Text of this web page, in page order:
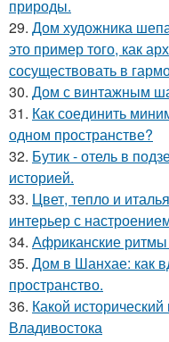
природы.
29. Дом художника
это пример того, как
сосуществовать в
30. Дом с винтажным
31. Как соединить
одном пространстве?
32. Бутик - отель в
историей.
33. Цвет, тепло и
интерьер с
34. Африканские
35. Дом в Шанхае: как
пространство.
36. Какой
Владивостока